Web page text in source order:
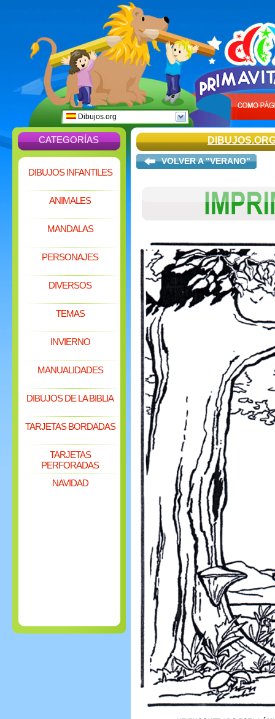
Dibujos.org
CATEGORÍAS
DIBUJOS INFANTILES
ANIMALES
MANDALAS
PERSONAJES
DIVERSOS
TEMAS
INVIERNO
MANUALIDADES
DIBUJOS DE LA BIBLIA
TARJETAS BORDADAS
TARJETAS
PERFORADAS
NAVIDAD
VOLVER A "VERANO"